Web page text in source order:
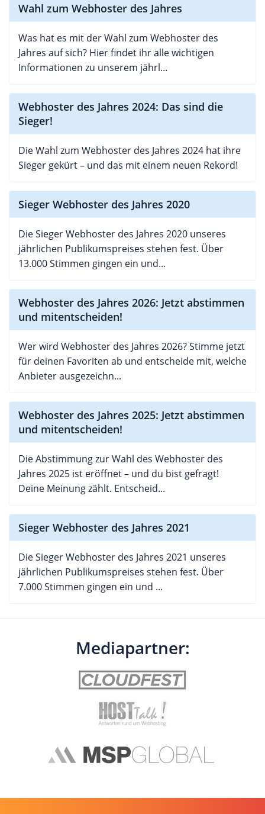
Wahl zum Webhoster des Jahres
Was hat es mit der Wahl zum Webhoster des
Jahres auf sich? Hier findet ihr alle wichtigen
Informationen zu unserem jährl...
Webhoster des Jahres 2024: Das sind die
Sieger!
Die Wahl zum Webhoster des Jahres 2024 hat ihre
Sieger gekürt – und das mit einem neuen Rekord!
Sieger Webhoster des Jahres 2020
Die Sieger Webhoster des Jahres 2020 unseres
jährlichen Publikumspreises stehen fest. Über
13.000 Stimmen gingen ein und...
Webhoster des Jahres 2026: Jetzt abstimmen
und mitentscheiden!
Wer wird Webhoster des Jahres 2026? Stimme jetzt
für deinen Favoriten ab und entscheide mit, welche
Anbieter ausgezeichn...
Webhoster des Jahres 2025: Jetzt abstimmen
und mitentscheiden!
Die Abstimmung zur Wahl des Webhoster des
Jahres 2025 ist eröffnet – und du bist gefragt!
Deine Meinung zählt. Entscheid...
Sieger Webhoster des Jahres 2021
Die Sieger Webhoster des Jahres 2021 unseres
jährlichen Publikumspreises stehen fest. Über
7.000 Stimmen gingen ein und ...
Mediapartner: